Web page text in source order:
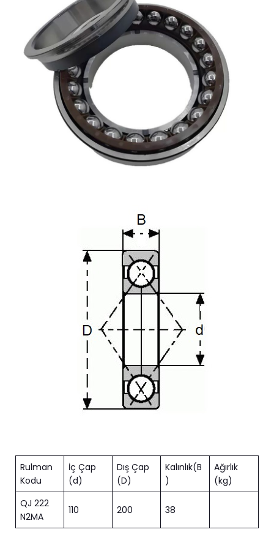
Rulman
Kodu
İç Çap
(d)
Dış Çap
(D)
Kalınlık(B
)
Ağırlık
(kg)
QJ 222
N2MA
110 200 38